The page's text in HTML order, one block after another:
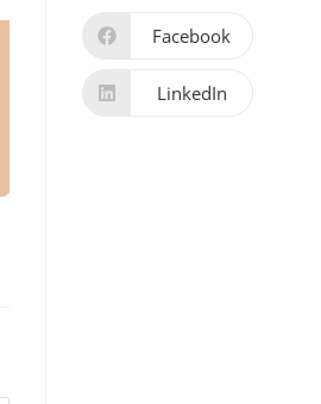
Facebook
LinkedIn